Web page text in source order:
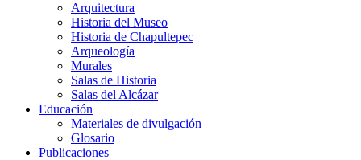
Arquitectura
Historia del Museo
Historia de Chapultepec
Arqueología
Murales
Salas de Historia
Salas del Alcázar
Educación
Materiales de divulgación
Glosario
Publicaciones